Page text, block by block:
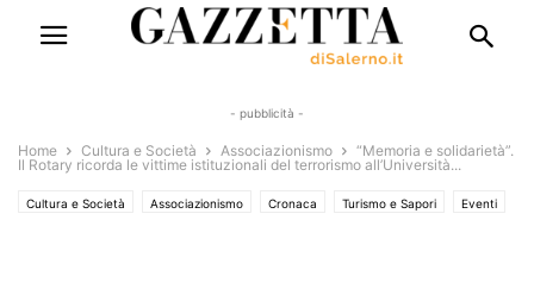
- pubblicità -
Home Cultura e Società Associazionismo
“Memoria e solidarietà”.
Il Rotary ricorda le vittime istituzionali del terrorismo all’Università...
Cultura e Società Associazionismo Cronaca Turismo e Sapori Eventi